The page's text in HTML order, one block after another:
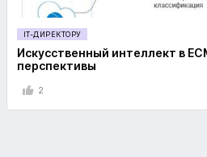
IT-ДИРЕКТОРУ
Искусственный интеллект в
перспективы
2